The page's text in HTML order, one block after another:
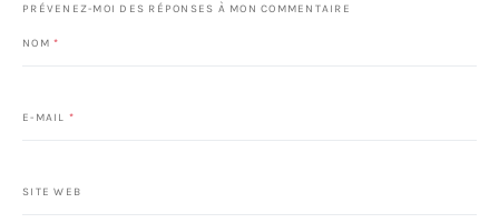
PRÉVENEZ-MOI DES RÉPONSES À MON COMMENTAIRE
NOM *
E-MAIL *
SITE WEB